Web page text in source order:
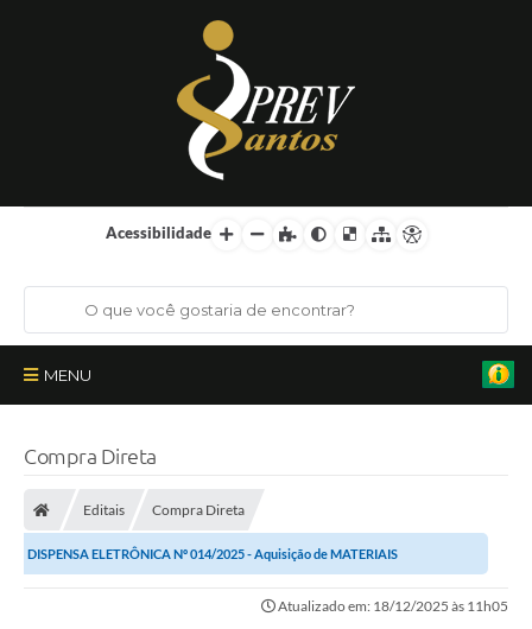
Acessibilidade
MENU
Investimentos
Compra Direta
Editais Compra Direta
DISPENSA ELETRÔNICA Nº 014/2025 - Aquisição de MATERIAIS
DESCARTÁVEIS conforme especificações padronizadas...
Atualizado em: 18/12/2025 às 11h05